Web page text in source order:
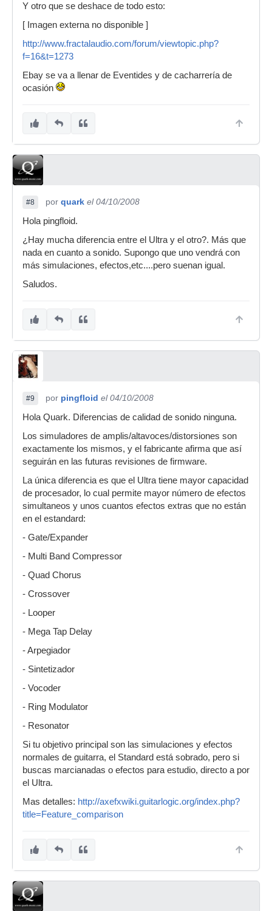
Y otro que se deshace de todo esto:
[ Imagen externa no disponible ]
http://www.fractalaudio.com/forum/viewtopic.php?
f=16&t=1273
Ebay se va a llenar de Eventides y de cacharrería de
ocasión
#8 por quark el 04/10/2008
Hola pingfloid.
¿Hay mucha diferencia entre el Ultra y el otro?. Más que
nada en cuanto a sonido. Supongo que uno vendrá con
más simulaciones, efectos,etc....pero suenan igual.
Saludos.
#9 por pingfloid el 04/10/2008
Hola Quark. Diferencias de calidad de sonido ninguna.
Los simuladores de amplis/altavoces/distorsiones son
exactamente los mismos, y el fabricante afirma que así
seguirán en las futuras revisiones de firmware.
La única diferencia es que el Ultra tiene mayor capacidad
de procesador, lo cual permite mayor número de efectos
simultaneos y unos cuantos efectos extras que no están
en el estandard:
- Gate/Expander
- Multi Band Compressor
- Quad Chorus
- Crossover
- Looper
- Mega Tap Delay
- Arpegiador
- Sintetizador
- Vocoder
- Ring Modulator
- Resonator
Si tu objetivo principal son las simulaciones y efectos
normales de guitarra, el Standard está sobrado, pero si
buscas marcianadas o efectos para estudio, directo a por
el Ultra.
Mas detalles: http://axefxwiki.guitarlogic.org/index.php?
title=Feature_comparison